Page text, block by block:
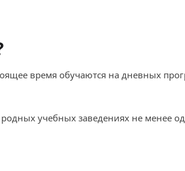
время обучаются на дневных
учебных заведениях не менее